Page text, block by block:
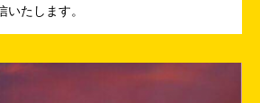
いたします。